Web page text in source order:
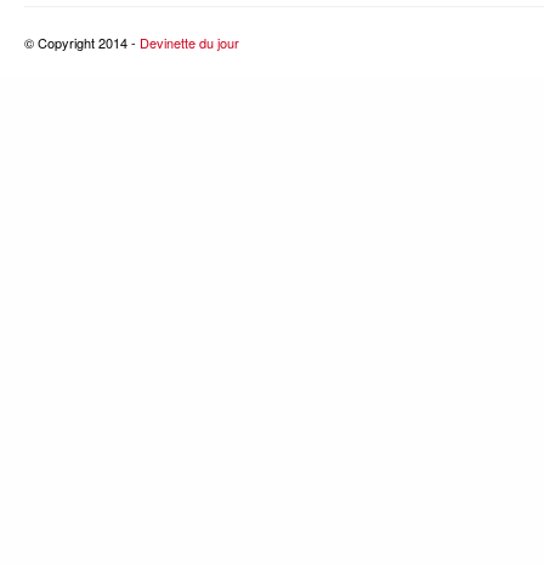
© Copyright 2014 - Devinette du jour